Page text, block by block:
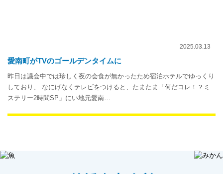
2025.03.13
愛南町がTVのゴールデンタイムに
昨日は議会中では珍しく夜の会食が無かったため宿泊ホテルでゆっくり
しており、 なにげなくテレビをつけると、たまたま「何だコレ！？ミ
ステリー2時間SP」にい地元愛南…